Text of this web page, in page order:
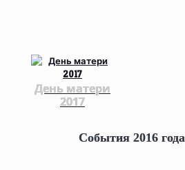
День матери
2017
События 2016 года